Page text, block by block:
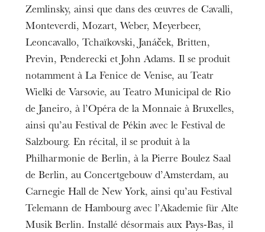
Zemlinsky, ainsi que dans des œuvres de Cavalli,
Monteverdi, Mozart, Weber, Meyerbeer,
Leoncavallo, Tchaïkovski, Janáček, Britten,
Previn, Penderecki et John Adams. Il se produit
notamment à La Fenice de Venise, au Teatr
Wielki de Varsovie, au Teatro Municipal de Rio
de Janeiro, à l’Opéra de la Monnaie à Bruxelles,
ainsi qu’au Festival de Pékin avec le Festival de
Salzbourg. En récital, il se produit à la
Philharmonie de Berlin, à la Pierre Boulez Saal
de Berlin, au Concertgebouw d’Amsterdam, au
Carnegie Hall de New York, ainsi qu’au Festival
Telemann de Hambourg avec l’Akademie für Alte
Musik Berlin. Installé désormais aux Pays-Bas, il